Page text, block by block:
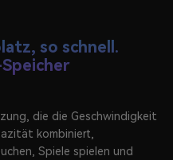
so schnell.
die die Geschwindigkeit
kombiniert,
Spiele spielen und